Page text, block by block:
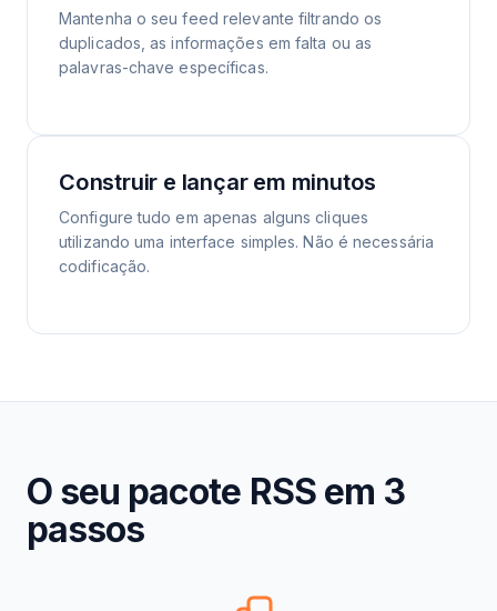
Mantenha o seu feed relevante filtrando os
duplicados, as informações em falta ou as
palavras-chave específicas.
Construir e lançar em minutos
Configure tudo em apenas alguns cliques
utilizando uma interface simples. Não é necessária
codificação.
O seu pacote RSS em 3
passos